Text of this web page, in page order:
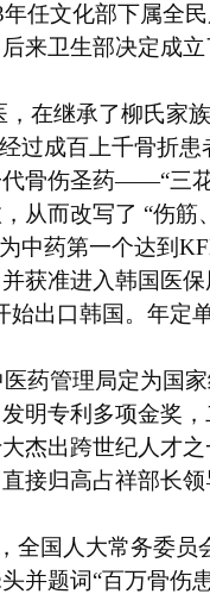
任文化部下属全
来卫生部决定成
在继承了柳氏家
过成百上千骨折
骨伤圣药——“三
从而改写了 “伤筋
中药第一个达到
获准进入韩国医
始出口韩国。年定
药管理局定为国
明专利多项金奖
杰出跨世纪人才
接归高占祥部长
全国人大常务委员
并题词“百万骨伤